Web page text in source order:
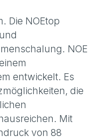
Die NOEtop
NOE
entwickelt. Es
die
Mit
von 88